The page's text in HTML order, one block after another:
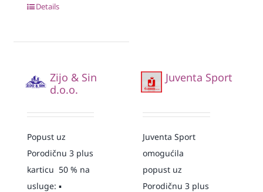
Details
Zijo & Sin
d.o.o.
Popust uz
Porodičnu 3 plus
karticu 50 % na
usluge: ▪️
Juventa Sport
Juventa Sport
omogućila
popust uz
Porodičnu 3 plus